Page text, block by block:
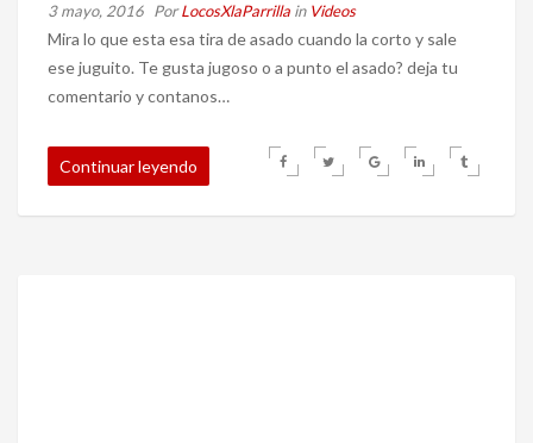
3 mayo, 2016 PorLocosXlaParrilla in Videos
Mira lo que esta esa tira de asado cuando la corto y sale
ese juguito. Te gusta jugoso o a punto el asado? deja tu
comentario y contanos…
Continuar leyendo